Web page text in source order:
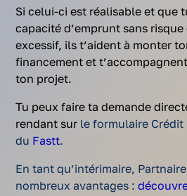
Si celui-ci est réalisable et que
capacité d’emprunt sans
excessif, ils t’aident à monter
financement et
ton projet.
Tu peux faire ta demande
rendant sur le formulaire
du Fastt.
En tant qu’intérimaire,
nombreux avantages :